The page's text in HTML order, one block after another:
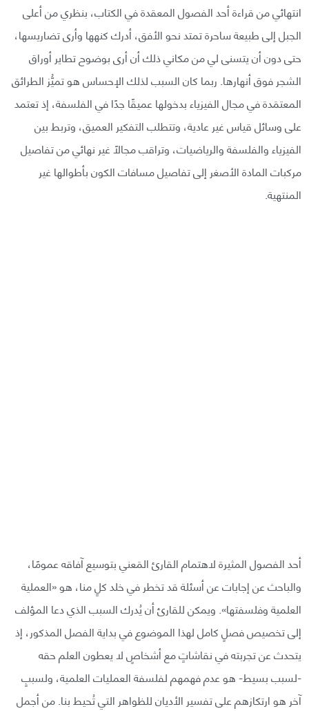
انتهائي من قراءة أحد الفصول المعقدة في الكتاب، بنظري من أعلى
الجبل إلى طبيعة ساحرة تمتد نحو الأفق، أدرك كنهها وأرى تضاريسها،
حتى دون أن يتسنى لي من مكاني ذلك أن أرى بوضوح تطاير أوراق
الشجر فوق أنهارها. ربما كان السبب لذلك الإحساس هو تميُّز الطرائق
المعتمَدة في مجال الفيزياء بدخولها عميقًا جدًا في الفلسفة، إذ تعتمد
على وسائل قياس غير عادية، وتتطلب التفكير العميق، وتربط بين
الفيزياء والفلسفة والرياضيات، وتراقب مجالًا غير نهائي من تفاصيل
مركبات المادة الأصغر إلى تفاصيل مسافات الكون بأطوالها غير
المنتهية.
أحد الفصول المثيرة لاهتمام القارئ المَعني بتوسيع آفاقه عمومًا،
والباحث عن إجابات عن أسئلة قد تخطر في خلد كلٍ منا، هو «العملية
العلمية وفلسفتها». ويمكن للقارئ أن يُدرك السبب الذي دعا المؤلف
إلى تخصيص فصلٍ كامل لهذا الموضوع في بداية الفصل المذكور، إذ
يتحدث عن تجربته في نقاشاتٍ مع أشخاصٍ لا يعطون العلم حقه
-لسبب بسيط- هو عدم فهمهم لفلسفة العمليات العلمية، ولسببٍ
آخر هو ارتكازهم على تفسير الأديان للظواهر التي تُحيط بنا. من أجمل